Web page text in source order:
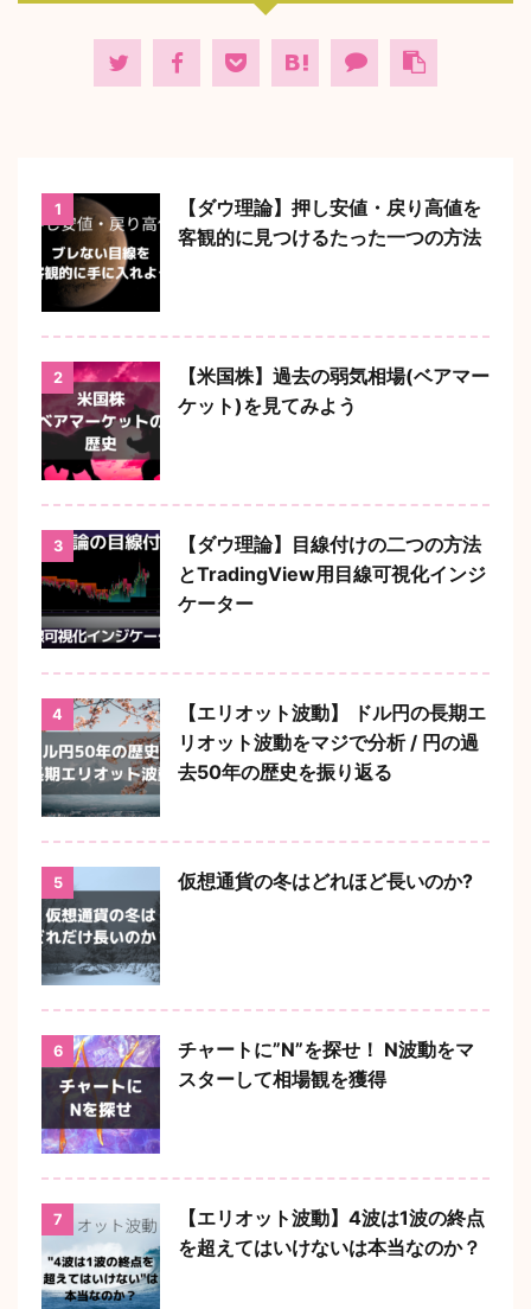
1
【ダウ理論】押し安値・戻り高値を
客観的に見つけるたった一つの方法
2
【米国株】過去の弱気相場(ベアマー
ケット)を見てみよう
3
【ダウ理論】目線付けの二つの方法
とTradingView用目線可視化インジ
ケーター
4
【エリオット波動】 ドル円の長期エ
リオット波動をマジで分析 / 円の過
去50年の歴史を振り返る
5 仮想通貨の冬はどれほど長いのか?
6
チャートに”N”を探せ！ N波動をマ
スターして相場観を獲得
7
【エリオット波動】4波は1波の終点
を超えてはいけないは本当なのか？